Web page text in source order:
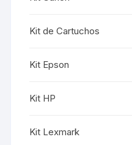
Kit de Cartuchos
Kit Epson
Kit HP
Kit Lexmark